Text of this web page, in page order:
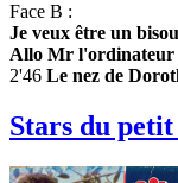
Face B :
Je veux être un
Allo Mr l'ordinateur
2'46 Le nez de
Stars du